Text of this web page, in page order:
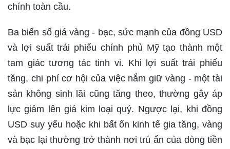
chính toàn cầu.
Ba biến số giá vàng - bạc, sức mạnh của đồng USD
và lợi suất trái phiếu chính phủ Mỹ tạo thành một
tam giác tương tác tinh vi. Khi lợi suất trái phiếu
tăng, chi phí cơ hội của việc nắm giữ vàng - một tài
sản không sinh lãi cũng tăng theo, thường gây áp
lực giảm lên giá kim loại quý. Ngược lại, khi đồng
USD suy yếu hoặc khi bất ổn kinh tế gia tăng, vàng
và bạc lại thường trở thành nơi trú ẩn của dòng tiền